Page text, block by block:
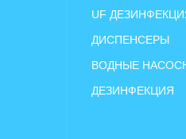
UF
ДИСПЕНСЕРЫ
ВОДНЫЕ
ДЕЗИНФЕКЦИЯ